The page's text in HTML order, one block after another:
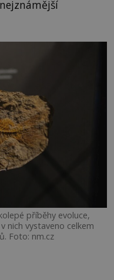
příběhy evoluce,
nich vystaveno celkem
Foto: nm.cz